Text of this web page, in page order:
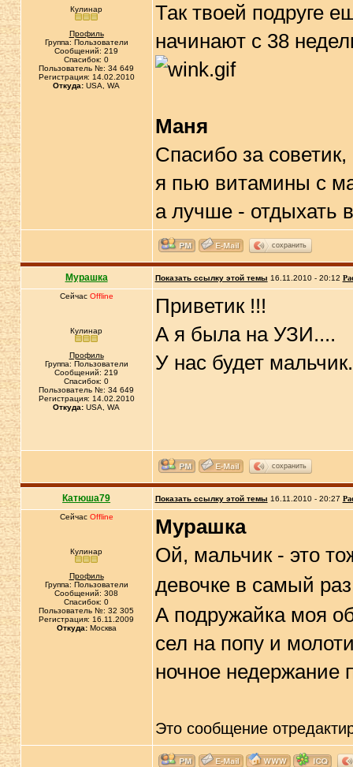
Кулинар
Профиль
Группа: Пользователи
Сообщений: 219
Спасибок: 0
Пользователь №: 34 649
Регистрация: 14.02.2010
Откуда: USA, WA
Так твоей подруге
начинают с 38
Маня
Спасибо за советик,
я пью витамины с
а лучше - отдыхать
сохранить
Мурашка Показать ссылку этой темы 16.11.2010 - 20:12
Сейчас Offline
Кулинар
Профиль
Группа: Пользователи
Сообщений: 219
Спасибок: 0
Пользователь №: 34 649
Регистрация: 14.02.2010
Откуда: USA, WA
Приветик !!!
А я была на УЗИ....
У нас будет
сохранить
Катюша79 Показать ссылку этой темы 16.11.2010 - 20:27
Сейчас Offline
Кулинар
Профиль
Группа: Пользователи
Сообщений: 308
Спасибок: 0
Пользователь №: 32 305
Регистрация: 16.11.2009
Откуда:Москва
Мурашка
Ой, мальчик - это
девочке в самый
А подружайка моя
сел на попу и
ночное недержание
Это сообщение